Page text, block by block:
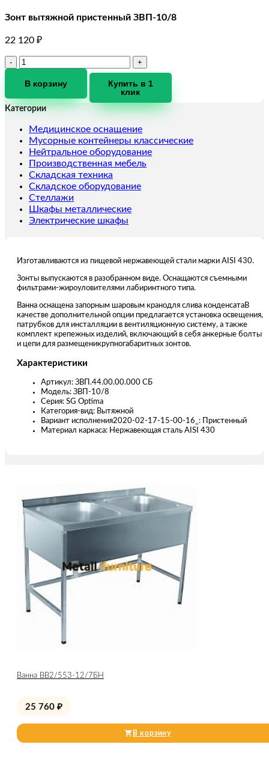
Зонт вытяжной пристенный ЗВП-10/8
22 120 ₽
Количество
Зонт
пристенный
В корзину
Купить в 1
клик
Категории
Медицинское оснащение
Мусорные контейнеры классические
Нейтральное оборудование
Производственная мебель
Складская техника
Складское оборудование
Стеллажи
Шкафы металлические
Электрические шкафы
Изготавливаются из пищевой нержавеющей стали марки AISI 430.
Зонты выпускаются в разобранном виде. Оснащаются съемными
фильтрами-жироуловителями лабиринтного типа.
Ванна оснащена запорным шаровым кранодля слива конденсатаВ
качестве дополнительной опции предлагается установка освещения,
патрубков для инсталляции в вентиляционную систему, а также
комплект крепежных изделий, включающий в себя анкерные болты
и цепи для размещеникрупногабаритных зонтов.
Характеристики
Артикул: ЗВП.44.00.00.000 СБ
Модель: ЗВП-10/8
Серия: SG Optima
Категория-вид: Вытяжной
Вариант исполнения2020-02-17-15-00-16_: Пристенный
Материал каркаса: Нержавеющая сталь AISI 430
Ванна ВВ2/553-12/7БН
25 760 ₽
В корзину